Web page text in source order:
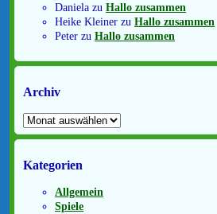
Daniela zu Hallo zusammen
Heike Kleiner zu Hallo zusammen
Peter zu Hallo zusammen
Archiv
Archiv
Kategorien
Allgemein
Spiele